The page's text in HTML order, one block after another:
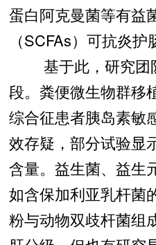
蛋白阿克曼菌等有益
（SCFAs）可抗炎护
基于此，研究团
段。粪便微生物群移
综合征患者胰岛素敏
效存疑，部分试验显
含量。益生菌、益生
如含保加利亚乳杆菌
粉与动物双歧杆菌组